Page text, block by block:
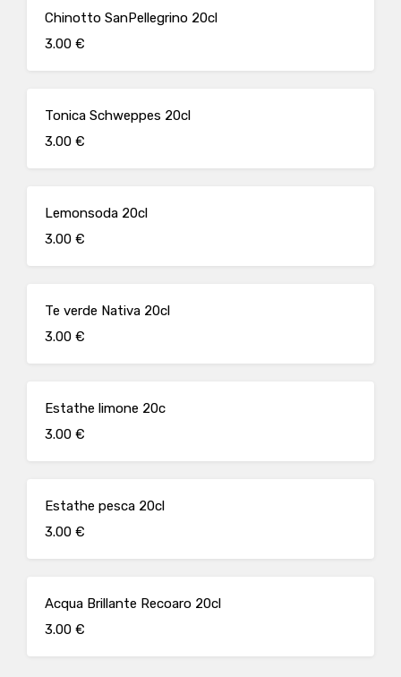
Chinotto SanPellegrino 20cl
3.00 €
Tonica Schweppes 20cl
3.00 €
Lemonsoda 20cl
3.00 €
Te verde Nativa 20cl
3.00 €
Estathe limone 20c
3.00 €
Estathe pesca 20cl
3.00 €
Acqua Brillante Recoaro 20cl
3.00 €